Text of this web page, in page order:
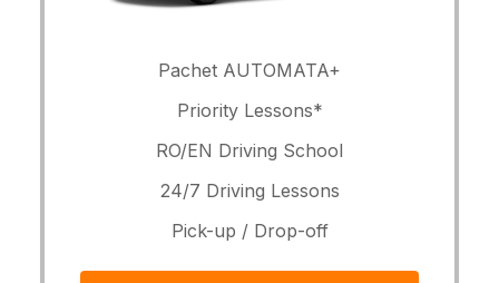
Pachet AUTOMATA+
Priority Lessons*
RO/EN Driving School
24/7 Driving Lessons
Pick-up / Drop-off